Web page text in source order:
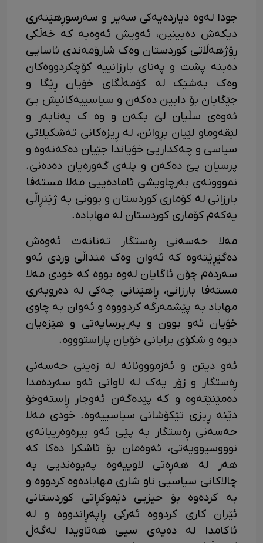
جودا لەوە دیاردەیەکی سەیر و سەرسوڕهێنەری
دیکەش دەبینین، ئەویش ئەوەیە کە خەڵکی
ڕۆژهەڵاتی کوردستان وەک شارۆمەندی ئاسایی
دەبنە پشت و پەنای بارزانییە کۆچکردووەکان
وەک بەشێک لە کۆمەڵگای خۆیان ڕێگا و
جێگایان بۆ دابین دەکەن و سیاسییەکانیش بێ
ئەوەی سڵیان لێ بکەن و وە ک پەنابەر و
لێقەوماو لێیان بڕوانن، لە ڕیزەکانی تەشکیلاتی
سیاسی و چەکداریی خۆیاندا جێیان دەکەنەوە و
پرسیان پێ دەکەن و پلەی گەورەیان دەدەنێ.
نمووونەی بەرچاویشی ئامادەییی مەلا مستەفا
بارزانی لە کۆماری کوردستان و بوونی بە ژێنڕاڵی
یەکەم کۆماری کوردستان لە مهابادە.
مەلا حەسەنی ڕەستگار تەنانەت ئەوەش
دەگێڕێتەوە کە ئەوان وەک منداڵی وردی ئەو
سەردەم چۆن ئاگایان لەوە بووە کە خودی مەلا
مستەفا بارزانی، ڕاهێنانی چەکی لە دەروبەری
مهاباد بە پێشمەرگە کردوووە و ئەوان بە چاوی
خۆیان ئەو بوون و بەرپرسایەتی و هێزەیان
دیوە و شکۆی برایانی خۆیان پاراستوووە.
ئەو دیتن و ئەزمووونانە لە زەینی حەسەنی
ڕەستگار و زۆر یەک لە لاوانی ئەو سەردەمدا
دەمێنێتەوە و کە پێدەگەن ئەوجار ڕاستەوخۆ
دێنە ڕیزی تێکۆشانی سیاسییەوە. خودی مەلا
حەسەنی ڕەستگار بە پێی ئەو بیرەوەرییانەی
نوووسیوویەتی، ئەوەمان بۆ ئاشکرا دەکا کە
هەر لە هەڕەتی لاوییەوە پەیوەندیی بە
چالاکانی سیاسیی ناو شاری مهابادەوە کردووە و
بە کردەوە بۆ حیزبی دێموکڕاتی کوردستانی
ئێران کاری کردووە ئەرکی ڕاپەڕاندووە و لە
ئاکامدا لە دەیەی سیی هەتاویدا لەگەڵ